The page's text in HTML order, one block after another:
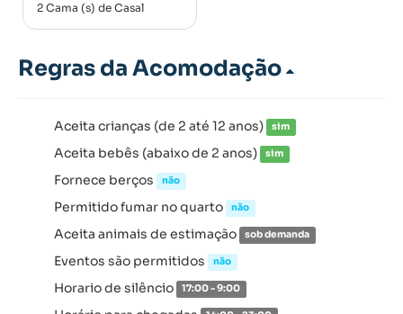
2 Cama (s) de Casal
Regras da Acomodação
Aceita crianças (de 2 até 12 anos) sim
Aceita bebês (abaixo de 2 anos) sim
Fornece berços não
Permitido fumar no quarto não
Aceita animais de estimação sob demanda
Eventos são permitidos não
Horario de silêncio 17:00 - 9:00